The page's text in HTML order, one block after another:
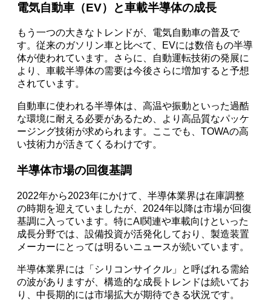
電気自動車（EV）と車載半導体の成長
もう一つの大きなトレンドが、電気自動車の普及で
す。従来のガソリン車と比べて、EVには数倍もの半導
体が使われています。さらに、自動運転技術の発展に
より、車載半導体の需要は今後さらに増加すると予想
されています。
自動車に使われる半導体は、高温や振動といった過酷
な環境に耐える必要があるため、より高品質なパッケ
ージング技術が求められます。ここでも、TOWAの高
い技術力が活きてくるわけです。
半導体市場の回復基調
2022年から2023年にかけて、半導体業界は在庫調整
の時期を迎えていましたが、2024年以降は市場が回復
基調に入っています。特にAI関連や車載向けといった
成長分野では、設備投資が活発化しており、製造装置
メーカーにとっては明るいニュースが続いています。
半導体業界には「シリコンサイクル」と呼ばれる需給
の波がありますが、構造的な成長トレンドは続いてお
り、中長期的には市場拡大が期待できる状況です。